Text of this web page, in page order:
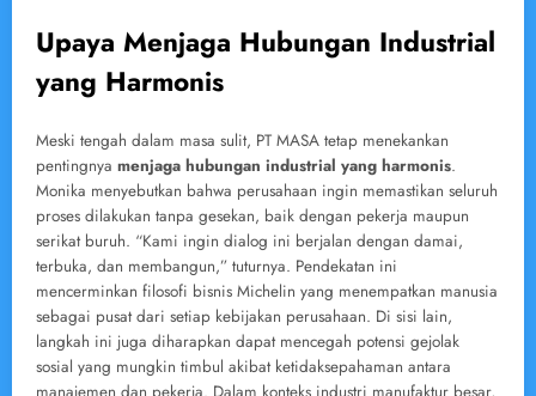
Upaya Menjaga Hubungan Industrial
yang Harmonis
Meski tengah dalam masa sulit, PT MASA tetap menekankan
pentingnya menjaga hubungan industrial yang harmonis.
Monika menyebutkan bahwa perusahaan ingin memastikan seluruh
proses dilakukan tanpa gesekan, baik dengan pekerja maupun
serikat buruh. “Kami ingin dialog ini berjalan dengan damai,
terbuka, dan membangun,” tuturnya. Pendekatan ini
mencerminkan filosofi bisnis Michelin yang menempatkan manusia
sebagai pusat dari setiap kebijakan perusahaan. Di sisi lain,
langkah ini juga diharapkan dapat mencegah potensi gejolak
sosial yang mungkin timbul akibat ketidaksepahaman antara